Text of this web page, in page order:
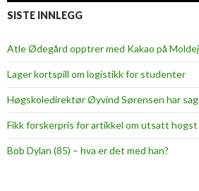
e
n
t
r
p
SISTE INNLEGG
Atle Ødegård opptrer med Kakao på
Lager kortspill om logistikk for studenter
Høgskoledirektør Øyvind Sørensen har
Fikk forskerpris for artikkel om utsatt hogst
Bob Dylan (85) – hva er det med han?